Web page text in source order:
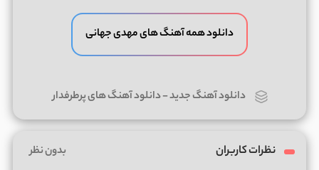
دانلود همه آهنگ های مهدی جهانی
دانلود آهنگ جدید-دانلود آهنگ های پرطرفدار
نظرات کاربران بدون نظر